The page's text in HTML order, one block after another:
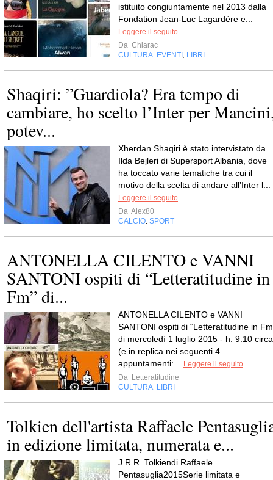
istituito congiuntamente nel 2013 dalla
Fondation Jean-Luc Lagardère e...
Leggere il seguito
Da Chiarac
CULTURA EVENTI LIBRI
Shaqiri: ”Guardiola? Era tempo di
cambiare, ho scelto l’Inter per
potev...
Xherdan Shaqiri è stato intervistato da
Ilda Bejleri di Supersport Albania, dove
ha toccato varie tematiche tra cui il
motivo della scelta di andare all’Inter l...
Leggere il seguito
Da Alex80
CALCIO SPORT
ANTONELLA CILENTO e VANNI
SANTONI ospiti di “Letteratitudine in
Fm” di...
ANTONELLA CILENTO e VANNI
SANTONI ospiti di “Letteratitudine in
di mercoledì 1 luglio 2015 - h. 9:10 circa
(e in replica nei seguenti 4
appuntamenti:...
Leggere il seguito
Da Letteratitudine
CULTURA LIBRI
Tolkien dell'artista Raffaele
in edizione limitata, numerata e...
J.R.R. Tolkiendi Raffaele
Pentasuglia2015Serie limitata e